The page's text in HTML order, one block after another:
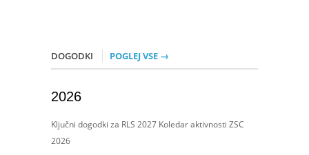
DOGODKI POGLEJ VSE →
2026
Ključni dogodki za RLS 2027 Koledar aktivnosti ZSC
2026